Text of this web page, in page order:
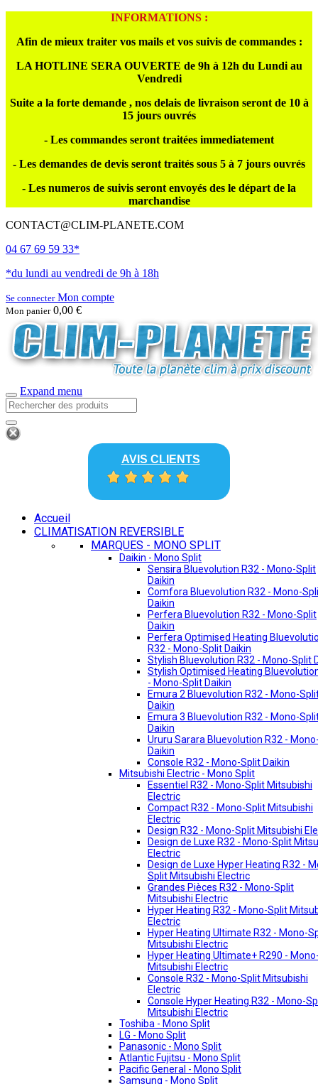
INFORMATIONS :
Afin de mieux traiter vos mails et vos suivis de commandes :
LA HOTLINE SERA OUVERTE de 9h à 12h du Lundi au
Vendredi
Suite a la forte demande , nos delais de livraison seront de 10 à
15 jours ouvrés
- Les commandes seront traitées immediatement
- Les demandes de devis seront traités sous 5 à 7 jours ouvrés
- Les numeros de suivis seront envoyés des le départ de la
marchandise
CONTACT@CLIM-PLANETE.COM
04 67 69 59 33*
*du lundi au vendredi de 9h à 18h
Se connecterMon compte
Mon panier 0,00 €
Expand menu
AVIS CLIENTS
Accueil
CLIMATISATION REVERSIBLE
MARQUES - MONO SPLIT
Daikin - Mono Split
Sensira Bluevolution R32 - Mono-Split
Daikin
Comfora Bluevolution R32 - Mono-
Daikin
Perfera Bluevolution R32 - Mono-Split
Daikin
Perfera Optimised Heating
R32 - Mono-Split Daikin
Stylish Bluevolution R32 - Mono-Split
Stylish Optimised Heating
- Mono-Split Daikin
Emura 2 Bluevolution R32 - Mono-
Daikin
Emura 3 Bluevolution R32 - Mono-
Daikin
Ururu Sarara Bluevolution R32 -
Daikin
Console R32 - Mono-Split Daikin
Mitsubishi Electric - Mono Split
Essentiel R32 - Mono-Split Mitsubishi
Electric
Compact R32 - Mono-Split Mitsubishi
Electric
Design R32 - Mono-Split Mitsubishi
Design de Luxe R32 - Mono-Split
Electric
Design de Luxe Hyper Heating R32 -
Split Mitsubishi Electric
Grandes Pièces R32 - Mono-Split
Mitsubishi Electric
Hyper Heating R32 - Mono-Split
Electric
Hyper Heating Ultimate R32 - Mono-
Mitsubishi Electric
Hyper Heating Ultimate+ R290 -
Mitsubishi Electric
Console R32 - Mono-Split Mitsubishi
Electric
Console Hyper Heating R32 - Mono-
Mitsubishi Electric
Toshiba - Mono Split
LG - Mono Split
Panasonic - Mono Split
Atlantic Fujitsu - Mono Split
Pacific General - Mono Split
Samsung - Mono Split